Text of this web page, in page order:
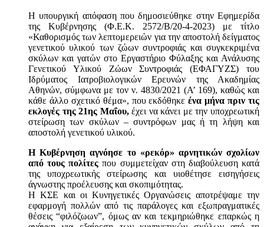
Η υπουργική απόφαση που δημοσιεύθηκε στην Εφημερίδα
της Κυβέρνησης (Φ.Ε.Κ. 2572/Β/20-4-2023) με τίτλο
«Καθορισμός των λεπτομερειών για την αποστολή δείγματος
γενετικού υλικού των ζώων συντροφιάς και συγκεκριμένα
σκύλων και γατών στο Εργαστήριο Φύλαξης και Ανάλυσης
Γενετικού Υλικού Ζώων Συντροφιάς (ΕΦΑΓΥΖΣ) του
Ιδρύματος Ιατροβιολογικών Ερευνών της Ακαδημίας
Αθηνών, σύμφωνα με τον ν. 4830/2021 (Α’ 169), καθώς και
κάθε άλλο σχετικό θέμα», που εκδόθηκεένα μήνα πριν τις
εκλογές της 21ης Μαΐου,έχει να κάνει με την υποχρεωτική
στείρωση των σκύλων – συντρόφων μας ή τη λήψη και
αποστολή γενετικού υλικού.
Η Κυβέρνηση αγνόησε το «ρεκόρ» αρνητικών σχολίων
από τους πολίτες που συμμετείχαν στη διαβούλευση κατά
της υποχρεωτικής στείρωσης και υιοθέτησε εισηγήσεις
άγνωστης προέλευσης και σκοπιμότητας.
Η ΚΣΕ και οι Κυνηγετικές Οργανώσεις αποτρέψαμε την
εφαρμογή πολλών από τις παράλογες και εξωπραγματικές
θέσεις “φιλόζωων”, όμως αν και τεκμηριώθηκε επαρκώς η